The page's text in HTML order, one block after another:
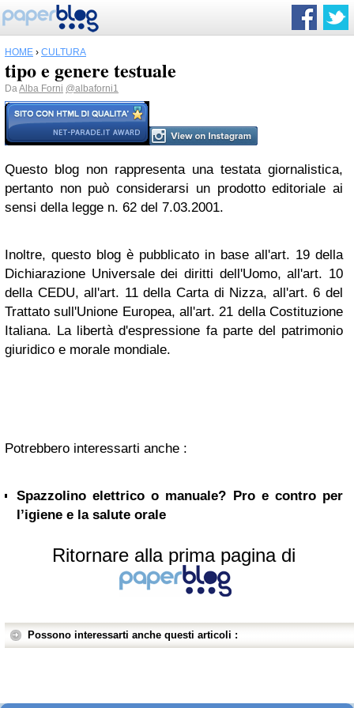
HOME › CULTURA
tipo e genere testuale
DaAlba Forni @albaforni1
Questo blog non rappresenta una testata giornalistica,
pertanto non può considerarsi un prodotto editoriale ai
sensi della legge n. 62 del 7.03.2001.
Inoltre, questo blog è pubblicato in base all'art. 19 della
Dichiarazione Universale dei diritti dell'Uomo, all'art. 10
della CEDU, all'art. 11 della Carta di Nizza, all'art. 6 del
Trattato sull'Unione Europea, all'art. 21 della Costituzione
Italiana. La libertà d'espressione fa parte del patrimonio
giuridico e morale mondiale.
Potrebbero interessarti anche :
Spazzolino elettrico o manuale? Pro e contro per
l’igiene e la salute orale
Ritornare alla prima pagina di
Possono interessarti anche questi articoli :